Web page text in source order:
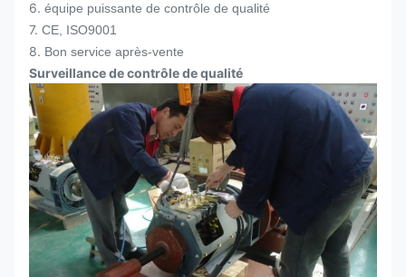
6. équipe puissante de contrôle de qualité
7. CE, ISO9001
8. Bon service après-vente
Surveillance de contrôle de qualité